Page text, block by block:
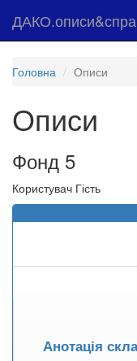
Головна Описи
Описи
Фонд 5
Користувач Гість
Анотація